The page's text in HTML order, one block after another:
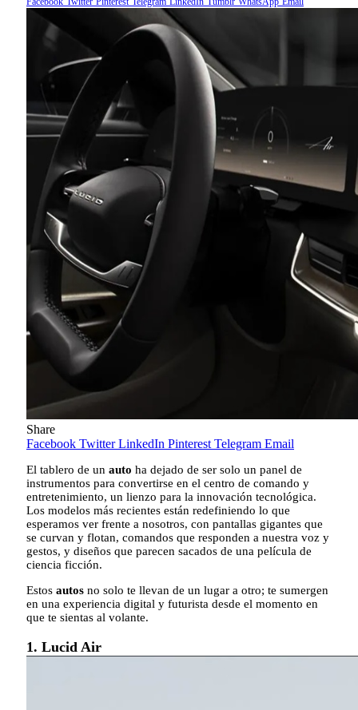
Share
Facebook Twitter LinkedIn Pinterest Telegram Email
El tablero de un auto ha dejado de ser solo un panel de
instrumentos para convertirse en el centro de comando y
entretenimiento, un lienzo para la innovación tecnológica.
Los modelos más recientes están redefiniendo lo que
esperamos ver frente a nosotros, con pantallas gigantes que
se curvan y flotan, comandos que responden a nuestra voz y
gestos, y diseños que parecen sacados de una película de
ciencia ficción.
Estos autos no solo te llevan de un lugar a otro; te sumergen
en una experiencia digital y futurista desde el momento en
que te sientas al volante.
1. Lucid Air